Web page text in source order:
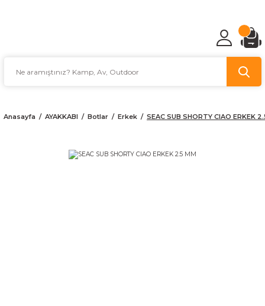
Anasayfa AYAKKABI Botlar Erkek SEAC SUB SHORTY CIAO ERKEK